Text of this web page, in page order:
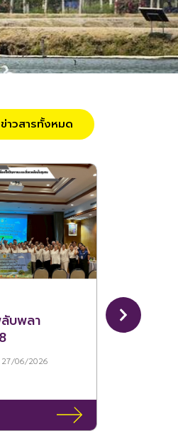
ประชาสัมพันธ์
ข่าวสารทั้งหมด
บพลา
06/2026
บริการวิช
ปัญหาด้าน